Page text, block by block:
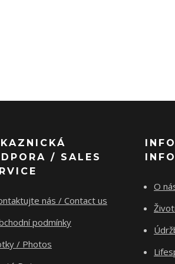
/ SALES
nás / Contact us
podmínky
/ Photos
O